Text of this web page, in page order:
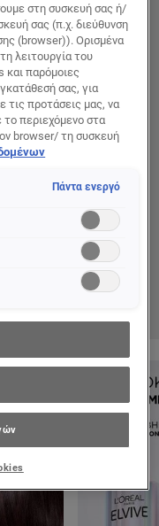
στη συσκευή σας ή/
σας (π.χ. διεύθυνση
(browser)). Ορισμένα
λειτουργία του
και παρόμοιες
σας, για
τις προτάσεις μας, να
περιεχόμενο στα
browser/ τη συσκευή
σας και να σας
cookies τα
αποθηκεύσετε τις
Μπορείτε επίσης, ανά
εκ νέου τις επιλογές
στην
Πάντα ενεργό